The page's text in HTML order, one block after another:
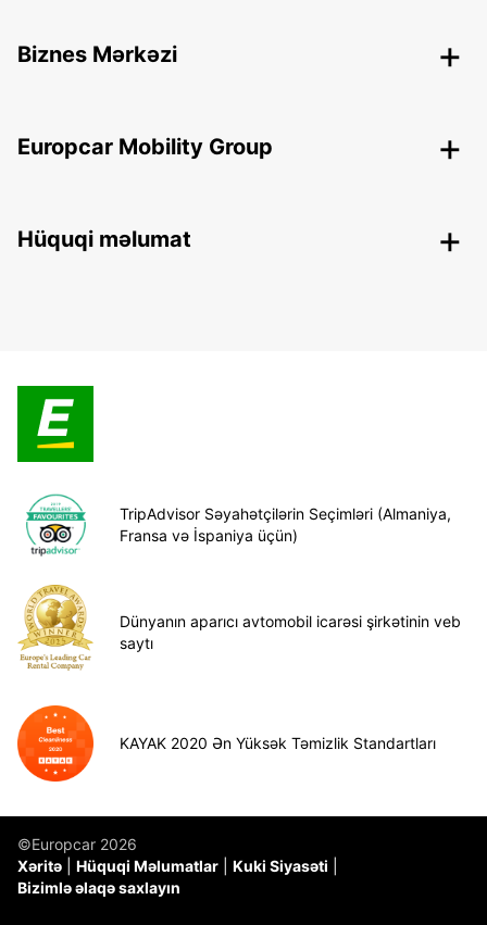
Biznes Mərkəzi
Europcar Mobility Group
Hüquqi məlumat
TripAdvisor Səyahətçilərin Seçimləri (Almaniya,
Fransa və İspaniya üçün)
Dünyanın aparıcı avtomobil icarəsi şirkətinin veb
saytı
KAYAK 2020 Ən Yüksək Təmizlik Standartları
©Europcar 2026
Xəritə
Hüquqi Məlumatlar
Kuki Siyasəti
Bizimlə əlaqə saxlayın